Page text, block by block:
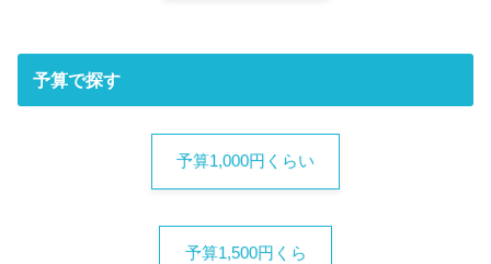
予算で探す
予算1,000円くらい
予算1,500円くら